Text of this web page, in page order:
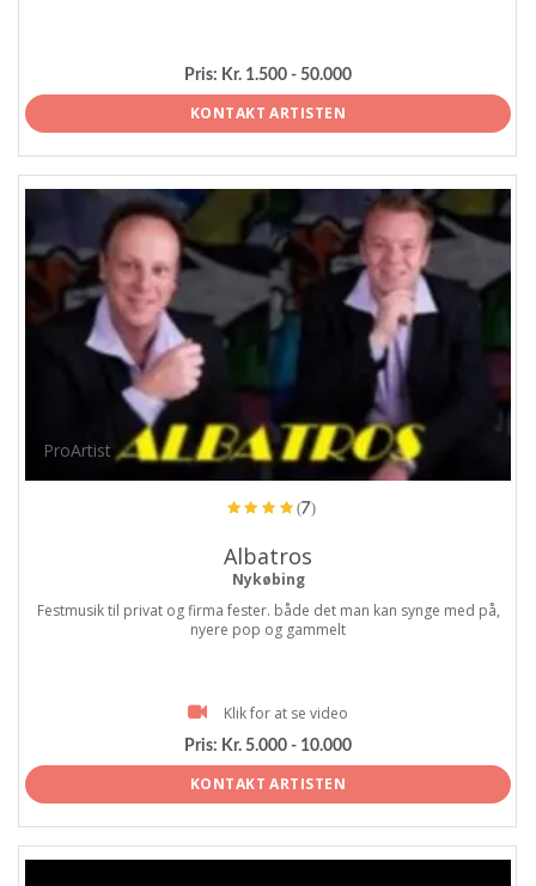
Pris: Kr. 1.500 - 50.000
KONTAKT ARTISTEN
ProArtist
(7)
Albatros
Nykøbing
Festmusik til privat og firma fester. både det man kan synge med på,
nyere pop og gammelt
Klik for at se video
Pris: Kr. 5.000 - 10.000
KONTAKT ARTISTEN